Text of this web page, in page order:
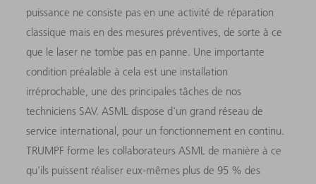
puissance ne consiste pas en une activité de réparation
classique mais en des mesures préventives, de sorte à ce
que le laser ne tombe pas en panne. Une importante
condition préalable à cela est une installation
irréprochable, une des principales tâches de nos
techniciens SAV. ASML dispose d'un grand réseau de
service international, pour un fonctionnement en continu.
TRUMPF forme les collaborateurs ASML de manière à ce
qu'ils puissent réaliser eux-mêmes plus de 95 % des